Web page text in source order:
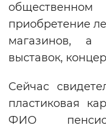
Воспроизвести
приобретение
магазинов, а
выставок,
Сейчас
пластиковая
ФИО